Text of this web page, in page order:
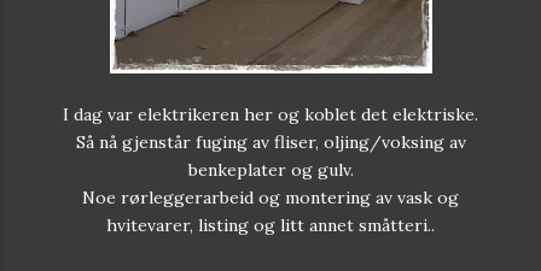
I dag var elektrikeren her og koblet det elektriske.
Så nå gjenstår fuging av fliser, oljing/voksing av
benkeplater og gulv.
Noe rørleggerarbeid og montering av vask og
hvitevarer, listing og litt annet småtteri..